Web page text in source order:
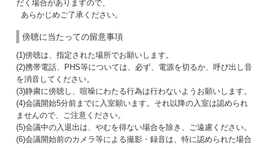
だく場合がありますので、
あらかじめご了承ください。
傍聴に当たっての留意事項
(1)傍聴は、指定された場所でお願いします。
(2)携帯電話、PHS等については、必ず、電源を切るか、呼び出し音
を消音してください。
(3)静粛に傍聴し、喧噪にわたる行為は行わないようお願いします。
(4)会議開始5分前までに入室願います。それ以降の入室は認められ
ませんので、ご注意ください。
(5)会議中の入退出は、やむを得ない場合を除き、ご遠慮ください。
(6)会議開始前のカメラ等による撮影・録音は、特に認められた場合